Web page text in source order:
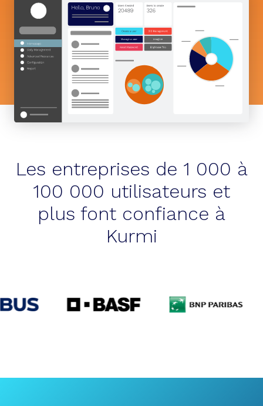
Les entreprises de 1 000 à
100 000 utilisateurs et
plus font confiance à
Kurmi